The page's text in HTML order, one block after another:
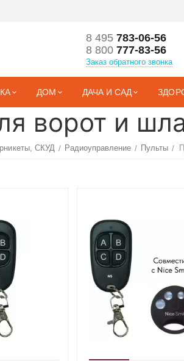
8 495783-06-56
8 800777-83-56
Заказ обратного звонка
ДОМ ДАЧА И САД
ворот и
СКУД / Радиоуправление / Пульты /